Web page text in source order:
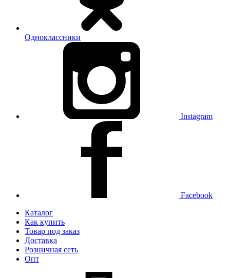
Одноклассники
Instagram
Facebook
Каталог
Как купить
Товар под заказ
Доставка
Розничная сеть
Опт